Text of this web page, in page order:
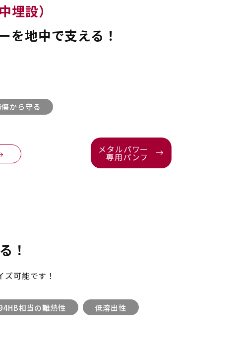
埋設）
を地中で支える！
から守る
メタルパワー
専用パンフ
！
可能です！
相当の難熱性
低溶出性